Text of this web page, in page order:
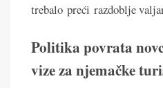
trebalo preći razdoblje
Politika povrata
vize za njemačke